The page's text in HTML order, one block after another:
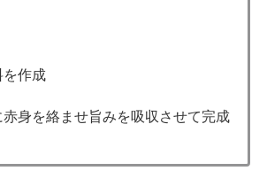
を作成
身を絡ませ旨みを吸収させて完成